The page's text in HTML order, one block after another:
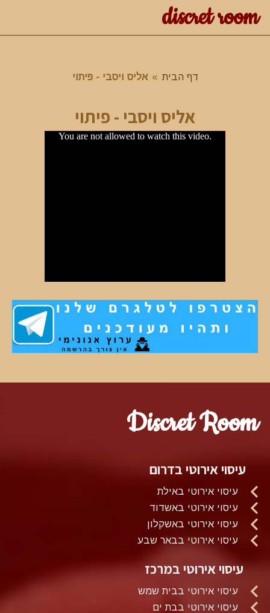
discret room
דף הבית » אליס ויסבי - פיתוי
אליס ויסבי - פיתוי
Discret Room
עיסוי אירוטי בדרום
עיסוי אירוטי באילת
עיסוי אירוטי באשדוד
עיסוי אירוטי באשקלון
עיסוי אירוטי בבאר שבע
עיסוי אירוטי במרכז
עיסוי אירוטי בבית שמש
עיסוי אירוטי בבת ים